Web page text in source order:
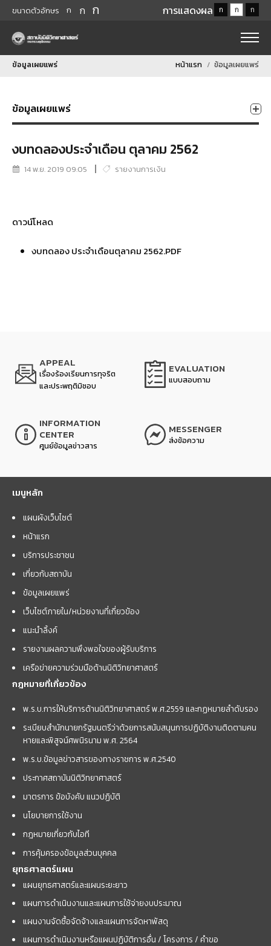
ขนาดตัวอักษร ก ก ก การแสดงผล ก ก ก
ข้อมูลเผยแพร่ หน้าแรก ข้อมูลเผยแพร่
ข้อมูลเผยแพร่
งบทดลองประจำเดือน ตุลาคม 2562
14 พ.ย. 2019 09:05 รายงานการเงิน
ดาวน์โหลด
งบทดลอง ประจำเดือนตุลาคม 2562.PDF
APPEAL
เรื่องร้องเรียนการทุจริต
และประพฤติมิชอบ
EVALUATION
แบบสอบถาม
INFORMATION
CENTER
ศูนย์ข้อมูลข่าวสาร
MESSENGER
ส่งข้อความ
เมนูหลัก
แผนผังเว็บไซต์
หน้าแรก
บริการประชาชน
เกี่ยวกับสถาบัน
ข้อมูลเผยแพร่
เว็บไซต์ภายใน/หน่วยงานที่เกี่ยวข้อง
แนะนำลิ้งค์
รายงานผลความพึงพอใจของผู้รับบริการ
เครือข่ายความร่วมมือด้านนิติวิทยาศาสตร์
กฎหมายที่เกี่ยวข้อง
พ.ร.บ.การให้บริการด้านนิติวิทยาศาสตร์ พ.ศ.2559 และกฏหมายลำดับรอง
ระเบียบสำนักนายกรัฐมนตรีว่าด้วยการสนับสนุนการปฏิบัติงานติดตามคน
หายและพิสูจน์ศพนิรนาม พ.ศ. 2564
พ.ร.บ.ข้อมูลข่าวสารของทางราชการ พ.ศ.2540
ประกาศสถาบันนิติวิทยาศาสตร์
มาตรการ ข้อบังคับ แนวปฏิบัติ
นโยบายการใช้งาน
กฎหมายเกี่ยวกับไอที
การคุ้มครองข้อมูลส่วนบุคคล
ยุทธศาสตร์แผน
แผนยุทธศาสตร์และแผนระยะยาว
แผนการดำเนินงานและแผนการใช้จ่ายงบประมาณ
แผนงานจัดซื้อจัดจ้างและแผนการจัดหาพัสดุ
แผนการดำเนินงานหรือแผนปฏิบัติการอื่น / โครงการ / คำขอ